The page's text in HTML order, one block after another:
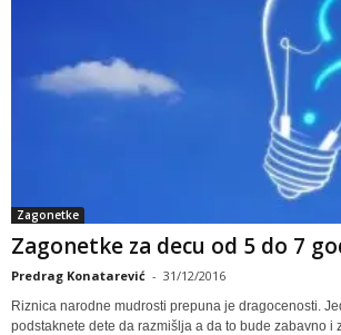
Zagonetke
Zagonetke za decu od 5 do 7
Predrag Konatarević - 31/12/2016
Riznica narodne mudrosti prepuna je dragocenosti.
podstaknete dete da razmišlja a da to bude zabavno i